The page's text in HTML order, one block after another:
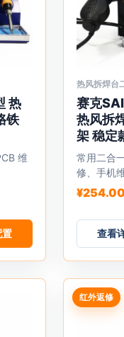
热
铁
维
热风拆焊台
赛克
热风拆
架 稳定
常用二合
修、手机
¥254.00
本
产
品
有
多
种
变
在
品
页
查看
红外返修